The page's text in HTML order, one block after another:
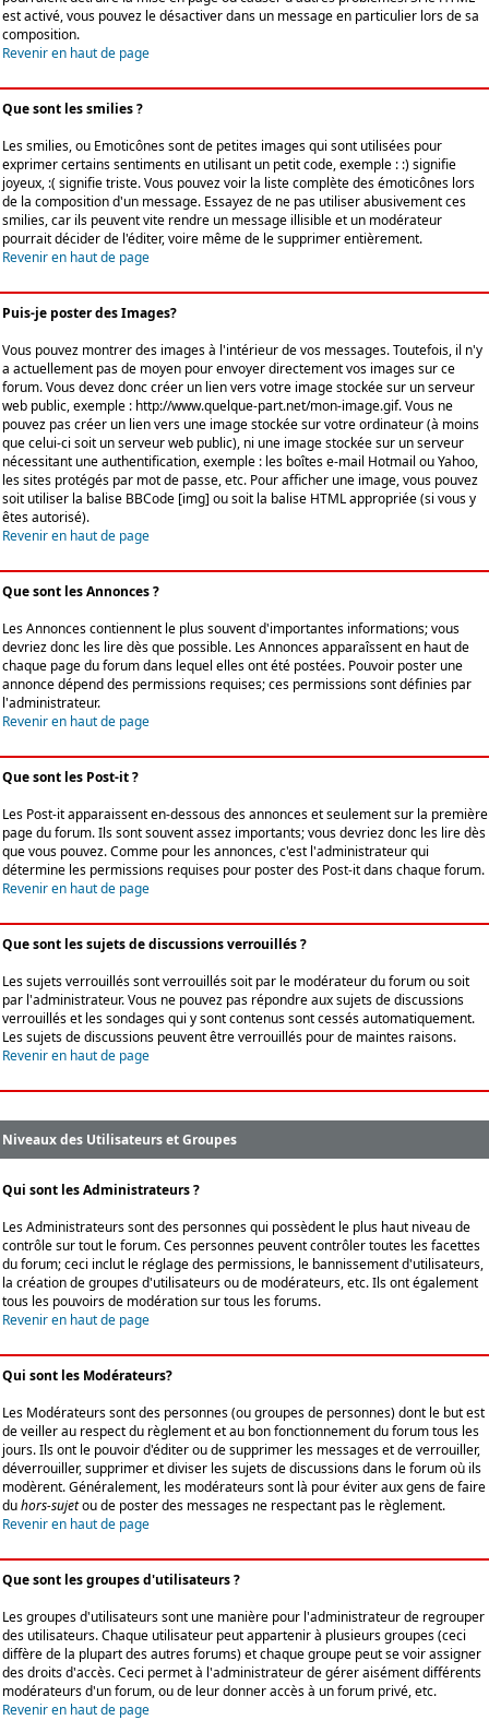
est activé, vous pouvez le désactiver dans un message en particulier lors de sa
composition.
Revenir en haut de page
Que sont les smilies ?
Les smilies, ou Emoticônes sont de petites images qui sont utilisées pour
exprimer certains sentiments en utilisant un petit code, exemple : :) signifie
joyeux, :( signifie triste. Vous pouvez voir la liste complète des émoticônes lors
de la composition d'un message. Essayez de ne pas utiliser abusivement ces
smilies, car ils peuvent vite rendre un message illisible et un modérateur
pourrait décider de l'éditer, voire même de le supprimer entièrement.
Revenir en haut de page
Puis-je poster des Images?
Vous pouvez montrer des images à l'intérieur de vos messages. Toutefois, il n'y
a actuellement pas de moyen pour envoyer directement vos images sur ce
forum. Vous devez donc créer un lien vers votre image stockée sur un serveur
web public, exemple : http://www.quelque-part.net/mon-image.gif. Vous ne
pouvez pas créer un lien vers une image stockée sur votre ordinateur (à moins
que celui-ci soit un serveur web public), ni une image stockée sur un serveur
nécessitant une authentification, exemple : les boîtes e-mail Hotmail ou Yahoo,
les sites protégés par mot de passe, etc. Pour afficher une image, vous pouvez
soit utiliser la balise BBCode [img] ou soit la balise HTML appropriée (si vous y
êtes autorisé).
Revenir en haut de page
Que sont les Annonces ?
Les Annonces contiennent le plus souvent d'importantes informations; vous
devriez donc les lire dès que possible. Les Annonces apparaîssent en haut de
chaque page du forum dans lequel elles ont été postées. Pouvoir poster une
annonce dépend des permissions requises; ces permissions sont définies par
l'administrateur.
Revenir en haut de page
Que sont les Post-it ?
Les Post-it apparaissent en-dessous des annonces et seulement sur la première
page du forum. Ils sont souvent assez importants; vous devriez donc les lire dès
que vous pouvez. Comme pour les annonces, c'est l'administrateur qui
détermine les permissions requises pour poster des Post-it dans chaque forum.
Revenir en haut de page
Que sont les sujets de discussions verrouillés ?
Les sujets verrouillés sont verrouillés soit par le modérateur du forum ou soit
par l'administrateur. Vous ne pouvez pas répondre aux sujets de discussions
verrouillés et les sondages qui y sont contenus sont cessés automatiquement.
Les sujets de discussions peuvent être verrouillés pour de maintes raisons.
Revenir en haut de page
Niveaux des Utilisateurs et Groupes
Qui sont les Administrateurs ?
Les Administrateurs sont des personnes qui possèdent le plus haut niveau de
contrôle sur tout le forum. Ces personnes peuvent contrôler toutes les facettes
du forum; ceci inclut le réglage des permissions, le bannissement d'utilisateurs,
la création de groupes d'utilisateurs ou de modérateurs, etc. Ils ont également
tous les pouvoirs de modération sur tous les forums.
Revenir en haut de page
Qui sont les Modérateurs?
Les Modérateurs sont des personnes (ou groupes de personnes) dont le but est
de veiller au respect du règlement et au bon fonctionnement du forum tous les
jours. Ils ont le pouvoir d'éditer ou de supprimer les messages et de verrouiller,
déverrouiller, supprimer et diviser les sujets de discussions dans le forum où ils
modèrent. Généralement, les modérateurs sont là pour éviter aux gens de faire
duhors-sujetou de poster des messages ne respectant pas le règlement.
Revenir en haut de page
Que sont les groupes d'utilisateurs ?
Les groupes d'utilisateurs sont une manière pour l'administrateur de regrouper
des utilisateurs. Chaque utilisateur peut appartenir à plusieurs groupes (ceci
diffère de la plupart des autres forums) et chaque groupe peut se voir assigner
des droits d'accès. Ceci permet à l'administrateur de gérer aisément différents
modérateurs d'un forum, ou de leur donner accès à un forum privé, etc.
Revenir en haut de page